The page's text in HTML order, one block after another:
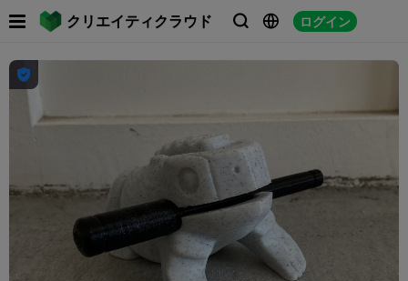
クリエイティクラウド   ログイン
 
